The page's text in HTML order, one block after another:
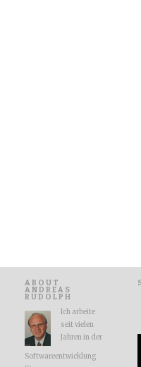
ABOUT
ANDREAS
RUDOLPH
Ich arbeite
seit vielen
Jahren in der
Softwareentwicklung